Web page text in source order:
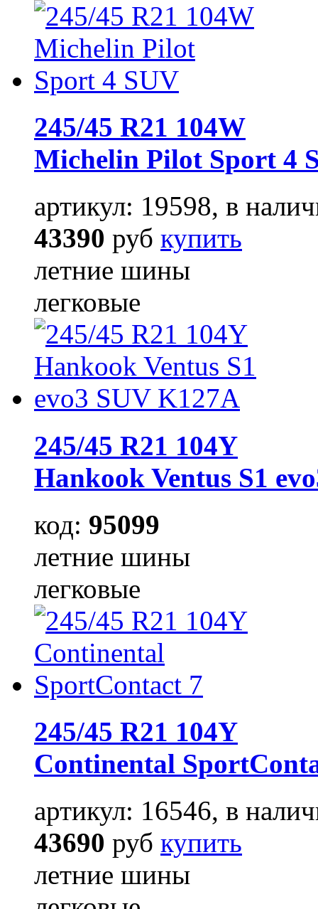
245/45 R21 104W
Michelin Pilot Sport 4
артикул: 19598, в
43390 руб купить
летние шины
легковые
245/45 R21 104Y
Hankook Ventus S1
код: 95099
летние шины
легковые
245/45 R21 104Y
Continental
артикул: 16546, в
43690 руб купить
летние шины